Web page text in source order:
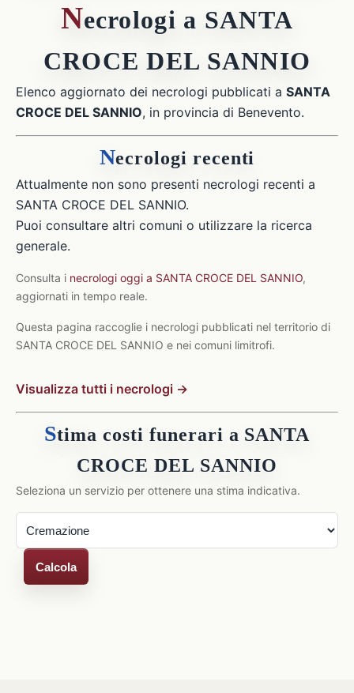
Necrologi a SANTA
CROCE DEL SANNIO
Elenco aggiornato dei necrologi pubblicati a SANTA
CROCE DEL SANNIO, in provincia di Benevento.
Necrologi recenti
Attualmente non sono presenti necrologi recenti a
SANTA CROCE DEL SANNIO.
Puoi consultare altri comuni o utilizzare la ricerca
generale.
Consulta i necrologi oggi a SANTA CROCE DEL SANNIO,
aggiornati in tempo reale.
Questa pagina raccoglie i necrologi pubblicati nel territorio di
SANTA CROCE DEL SANNIO e nei comuni limitrofi.
Visualizza tutti i necrologi →
Stima costi funerari a SANTA
CROCE DEL SANNIO
Seleziona un servizio per ottenere una stima indicativa.
Calcola